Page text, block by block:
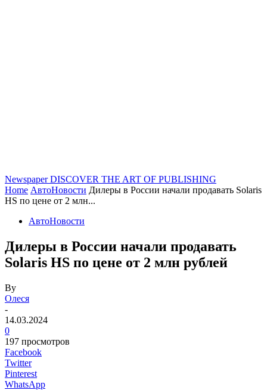
Newspaper DISCOVER THE ART OF PUBLISHING
Home АвтоНовости Дилеры в России начали продавать Solaris
HS по цене от 2 млн...
АвтоНовости
Дилеры в России начали продавать
Solaris HS по цене от 2 млн рублей
By
Олеся
-
14.03.2024
0
197 просмотров
Facebook
Twitter
Pinterest
WhatsApp